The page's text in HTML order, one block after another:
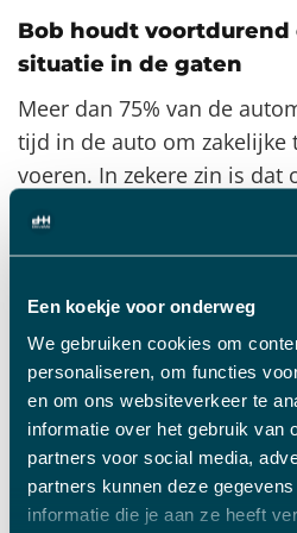
Een koekje voor onderweg
We gebruiken cookies om
personaliseren, om functies
en om ons websiteverkeer te
informatie over het gebruik van
partners voor social media,
partners kunnen deze
informatie die je aan ze heeft
Bob houdt voortdurend
situatie in de gaten
Meer dan 75% van de
tijd in de auto om zakelijke
voeren. In zekere zin is dat
maken van de tijd achter
niet in de gevaren die dit
telefoon bezig (je moet
de contactenlijst) maar
tunnelvisie. Want zo werkt
druk bezig bent met het
goed gesprek en als je een
voert ben je niet bezig met
eens?